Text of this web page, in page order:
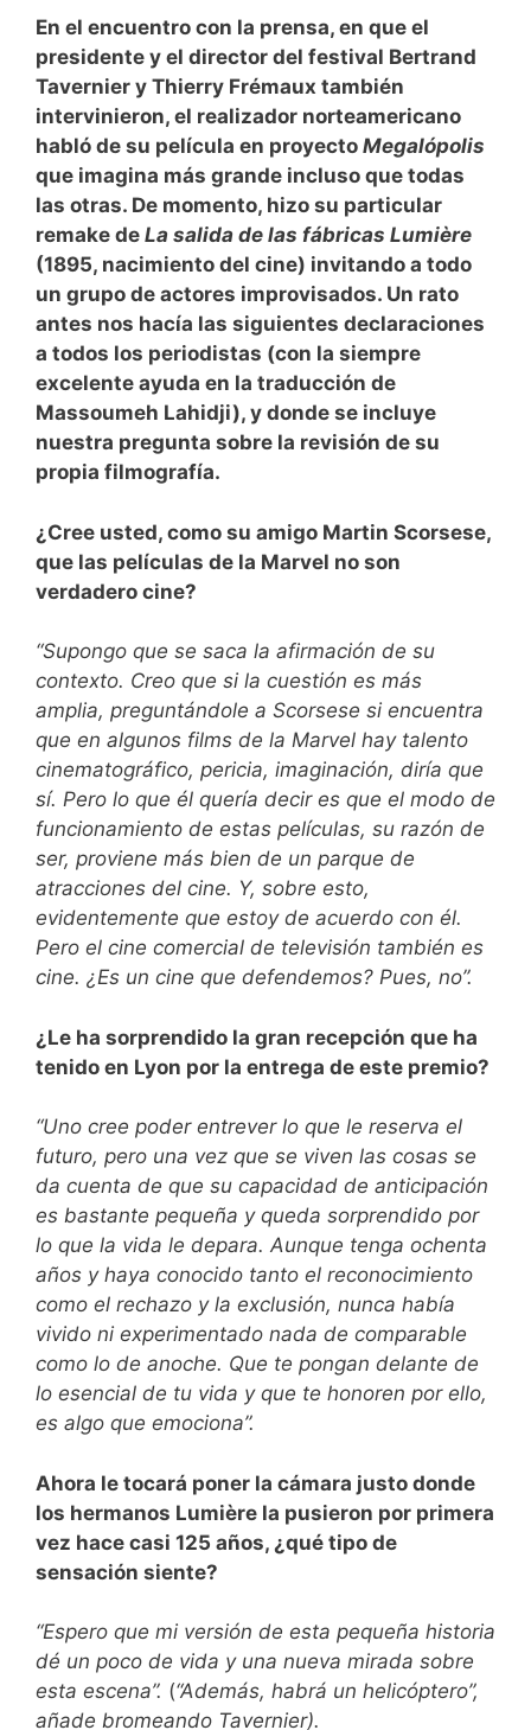
En el encuentro con la prensa, en que el
presidente y el director del festival Bertrand
Tavernier y Thierry Frémaux también
intervinieron, el realizador norteamericano
habló de su película en proyecto Megalópolis
que imagina más grande incluso que todas
las otras. De momento, hizo su particular
remake de La salida de las fábricas Lumière
(1895, nacimiento del cine) invitando a todo
un grupo de actores improvisados. Un rato
antes nos hacía las siguientes declaraciones
a todos los periodistas (con la siempre
excelente ayuda en la traducción de
Massoumeh Lahidji), y donde se incluye
nuestra pregunta sobre la revisión de su
propia filmografía.
¿Cree usted, como su amigo Martin Scorsese,
que las películas de la Marvel no son
verdadero cine?
“Supongo que se saca la afirmación de su
contexto. Creo que si la cuestión es más
amplia, preguntándole a Scorsese si encuentra
que en algunos films de la Marvel hay talento
cinematográfico, pericia, imaginación, diría que
sí. Pero lo que él quería decir es que el modo de
funcionamiento de estas películas, su razón de
ser, proviene más bien de un parque de
atracciones del cine. Y, sobre esto,
evidentemente que estoy de acuerdo con él.
Pero el cine comercial de televisión también es
cine. ¿Es un cine que defendemos? Pues, no”.
¿Le ha sorprendido la gran recepción que ha
tenido en Lyon por la entrega de este premio?
“Uno cree poder entrever lo que le reserva el
futuro, pero una vez que se viven las cosas se
da cuenta de que su capacidad de anticipación
es bastante pequeña y queda sorprendido por
lo que la vida le depara. Aunque tenga ochenta
años y haya conocido tanto el reconocimiento
como el rechazo y la exclusión, nunca había
vivido ni experimentado nada de comparable
como lo de anoche. Que te pongan delante de
lo esencial de tu vida y que te honoren por ello,
es algo que emociona”.
Ahora le tocará poner la cámara justo donde
los hermanos Lumière la pusieron por primera
vez hace casi 125 años, ¿qué tipo de
sensación siente?
“Espero que mi versión de esta pequeña historia
dé un poco de vida y una nueva mirada sobre
esta escena”. (“Además, habrá un helicóptero”,
añade bromeando Tavernier).